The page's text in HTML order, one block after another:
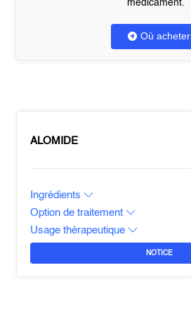
médicament.
Où acheter
ALOMIDE
Ingrédients
Option de traitement
Usage thérapeutique
NOTICE